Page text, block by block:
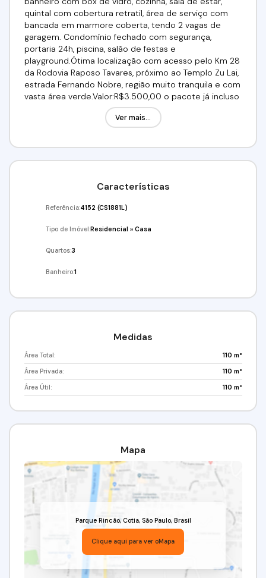
quintal com cobertura retratil, área de serviço com
bancada em marmore coberta, tendo 2 vagas de
garagem. Condomínio fechado com segurança,
portaria 24h, piscina, salão de festas e
playground.Ótima localização com acesso pelo Km 28
da Rodovia Raposo Tavares, próximo ao Templo Zu Lai,
estrada Fernando Nobre, região muito tranquila e com
vasta área verde.Valor:R$3.500,00 o pacote já incluso
IPTU e CondominioAgende já a sua visita!!!(11) 98211-
2565 / (11) 91359-7440Imobiliária Alfa Negócios.CRECI.
Ver mais...
Características
Referência:4152 (CS1881L)
Tipo de Imóvel:Residencial »Casa
Quartos:3
Banheiro:1
Medidas
Área Total: 110 m²
Área Privada: 110 m²
Área Útil: 110 m²
Mapa
Parque Rincão, Cotia, São Paulo, Brasil
Clique aqui para ver oMapa